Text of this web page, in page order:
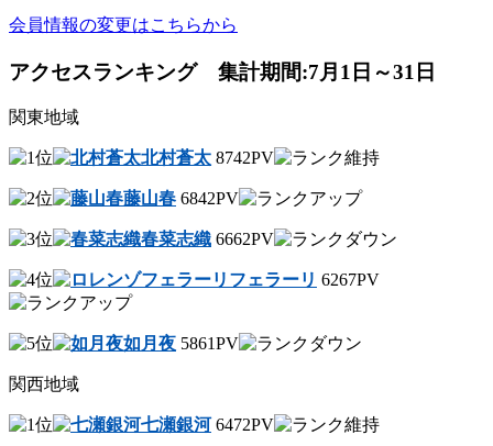
会員情報の変更はこちらから
アクセスランキング 集計期間:7月1日～31日
関東地域
北村蒼太 8742PV
藤山春 6842PV
春菜志織 6662PV
フェラーリ 6267PV
如月夜 5861PV
関西地域
七瀬銀河 6472PV